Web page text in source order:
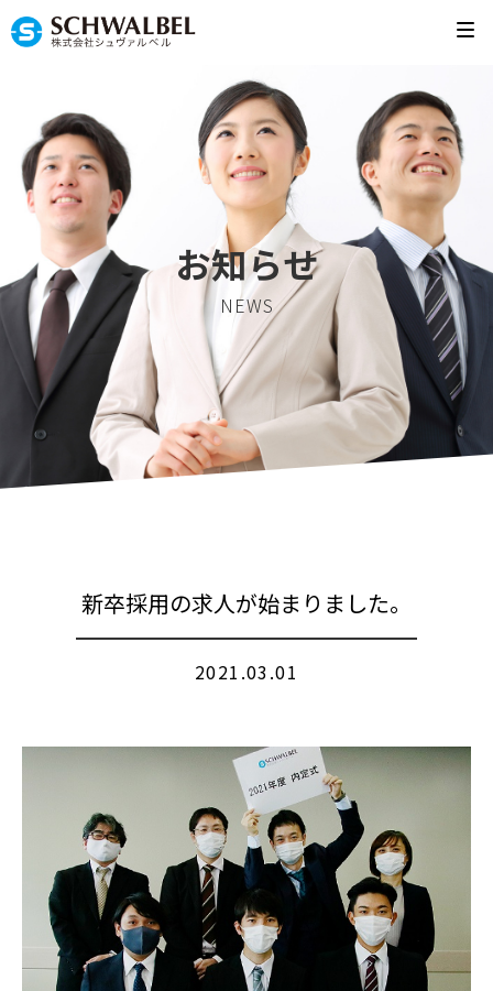
お知らせ
NEWS
新卒採用の求人が始まりました。
2021.03.01